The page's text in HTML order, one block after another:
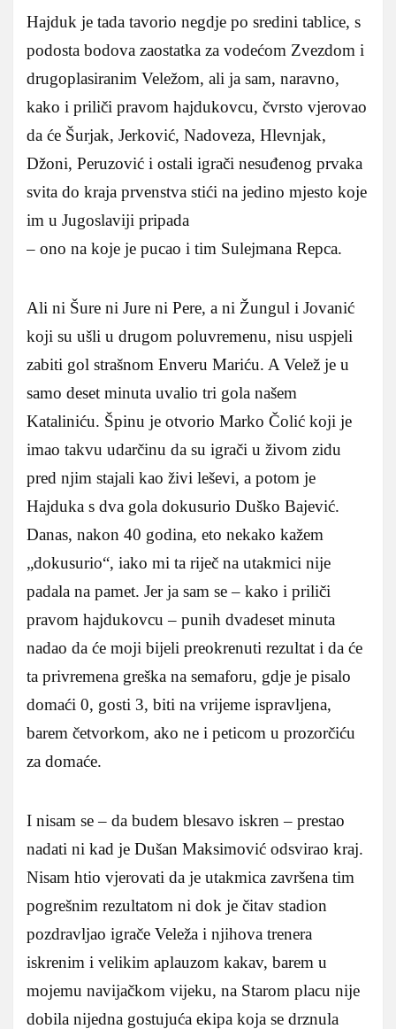
Hajduk je tada tavorio negdje po sredini tablice, s
podosta bodova zaostatka za vodećom Zvezdom i
drugoplasiranim Veležom, ali ja sam, naravno,
kako i priliči pravom hajdukovcu, čvrsto vjerovao
da će Šurjak, Jerković, Nadoveza, Hlevnjak,
Džoni, Peruzović i ostali igrači nesuđenog prvaka
svita do kraja prvenstva stići na jedino mjesto koje
im u Jugoslaviji pripada
– ono na koje je pucao i tim Sulejmana Repca.
Ali ni Šure ni Jure ni Pere, a ni Žungul i Jovanić
koji su ušli u drugom poluvremenu, nisu uspjeli
zabiti gol strašnom Enveru Mariću. A Velež je u
samo deset minuta uvalio tri gola našem
Kataliniću. Špinu je otvorio Marko Čolić koji je
imao takvu udarčinu da su igrači u živom zidu
pred njim stajali kao živi leševi, a potom je
Hajduka s dva gola dokusurio Duško Bajević.
Danas, nakon 40 godina, eto nekako kažem
„dokusurio“, iako mi ta riječ na utakmici nije
padala na pamet. Jer ja sam se – kako i priliči
pravom hajdukovcu – punih dvadeset minuta
nadao da će moji bijeli preokrenuti rezultat i da će
ta privremena greška na semaforu, gdje je pisalo
domaći 0, gosti 3, biti na vrijeme ispravljena,
barem četvorkom, ako ne i peticom u prozorčiću
za domaće.
I nisam se – da budem blesavo iskren – prestao
nadati ni kad je Dušan Maksimović odsvirao kraj.
Nisam htio vjerovati da je utakmica završena tim
pogrešnim rezultatom ni dok je čitav stadion
pozdravljao igrače Veleža i njihova trenera
iskrenim i velikim aplauzom kakav, barem u
mojemu navijačkom vijeku, na Starom placu nije
dobila nijedna gostujuća ekipa koja se drznula